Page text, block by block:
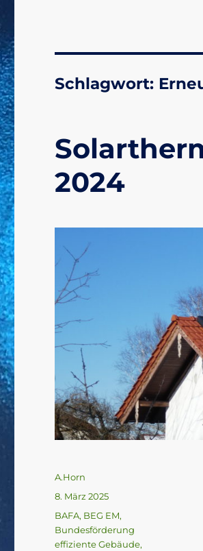
Schlagwort:
2024
Autor
A.Horn
Veröffentlicht
am
8. März 2025
Schlagwörter
BAFA, BEG EM,
Bundesförderung
effiziente Gebäude,